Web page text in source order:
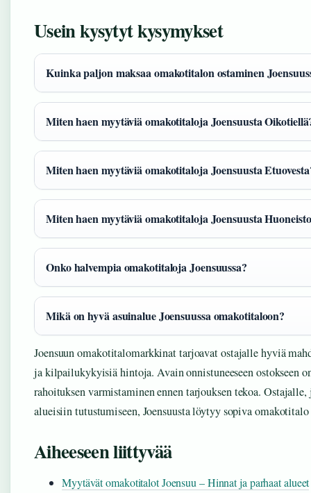
Usein kysytyt kysymykset
Kuinka paljon maksaa omakotitalon ostaminen
Miten haen myytäviä omakotitaloja Joensuusta
Miten haen myytäviä omakotitaloja Joensuusta
Miten haen myytäviä omakotitaloja Joensuusta
Onko halvempia omakotitaloja Joensuussa?
Mikä on hyvä asuinalue Joensuussa omakotitaloon?
Joensuun omakotitalomarkkinat tarjoavat ostajalle hyviä
ja kilpailukykyisiä hintoja. Avain onnistuneeseen ostokseen
rahoituksen varmistaminen ennen tarjouksen tekoa.
alueisiin tutustumiseen, Joensuusta löytyy sopiva
Aiheeseen liittyvää
Myytävät omakotitalot Joensuu – Hinnat ja parhaat alueet